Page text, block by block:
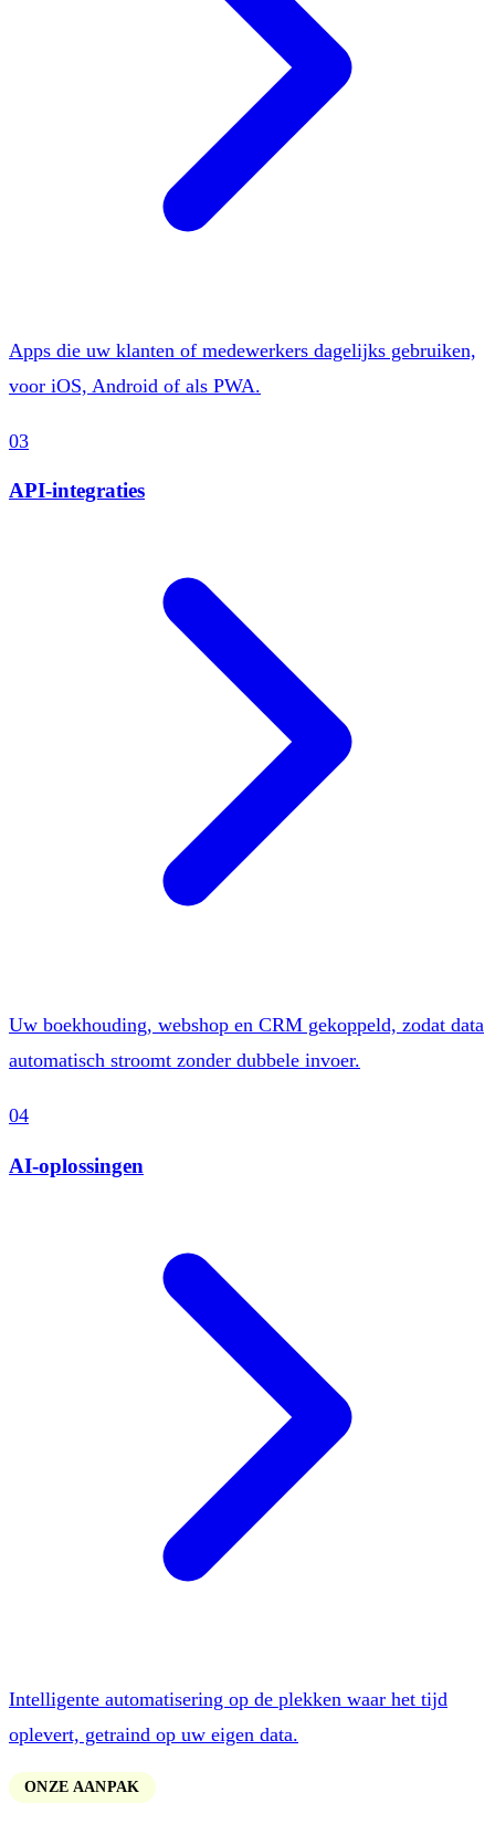
Apps die uw klanten of medewerkers dagelijks gebruiken,
voor iOS, Android of als PWA.
03
API-integraties
Uw boekhouding, webshop en CRM gekoppeld, zodat data
automatisch stroomt zonder dubbele invoer.
04
AI-oplossingen
Intelligente automatisering op de plekken waar het tijd
oplevert, getraind op uw eigen data.
ONZE AANPAK